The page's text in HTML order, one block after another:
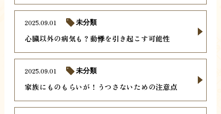
心臓以外の病気も？動悸を引き起こす可能性
2025.09.01 未分類
家族にものもらいが！うつさないための注意点
2025.09.01 未分類